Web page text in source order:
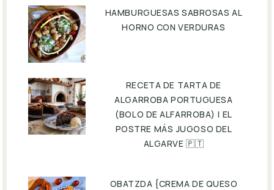
HAMBURGUESAS SABROSAS AL
HORNO CON VERDURAS
RECETA DE TARTA DE
ALGARROBA PORTUGUESA
(BOLO DE ALFARROBA) | EL
POSTRE MÁS JUGOSO DEL
ALGARVE 🇵🇹
OBATZDA {CREMA DE QUESO